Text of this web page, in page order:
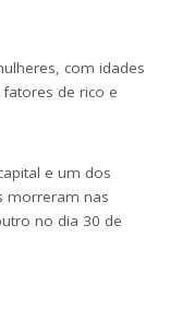
com idades
de rico e
e um dos
morreram nas
no dia 30 de